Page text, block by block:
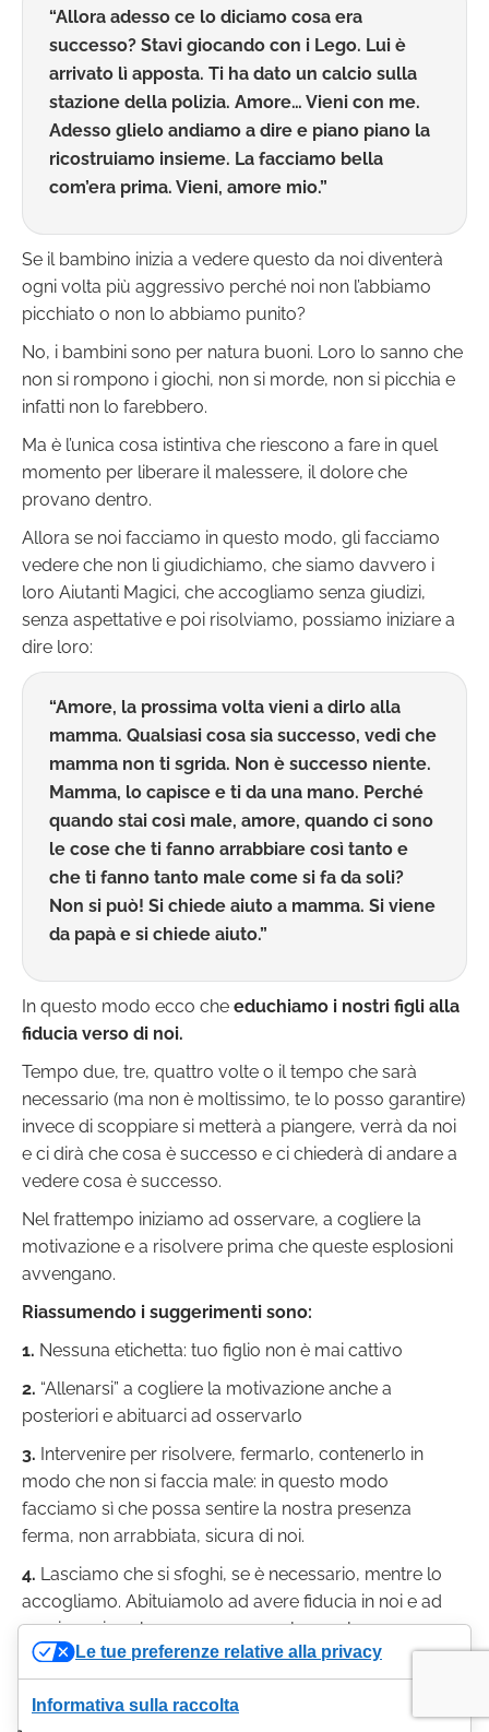
“Allora adesso ce lo diciamo cosa era
successo? Stavi giocando con i Lego. Lui è
arrivato lì apposta. Ti ha dato un calcio sulla
stazione della polizia. Amore… Vieni con me.
Adesso glielo andiamo a dire e piano piano la
ricostruiamo insieme. La facciamo bella
com’era prima. Vieni, amore mio.”
Se il bambino inizia a vedere questo da noi diventerà
ogni volta più aggressivo perché noi non l’abbiamo
picchiato o non lo abbiamo punito?
No, i bambini sono per natura buoni. Loro lo sanno che
non si rompono i giochi, non si morde, non si picchia e
infatti non lo farebbero.
Ma è l’unica cosa istintiva che riescono a fare in quel
momento per liberare il malessere, il dolore che
provano dentro.
Allora se noi facciamo in questo modo, gli facciamo
vedere che non li giudichiamo, che siamo davvero i
loro Aiutanti Magici, che accogliamo senza giudizi,
senza aspettative e poi risolviamo, possiamo iniziare a
dire loro:
“Amore, la prossima volta vieni a dirlo alla
mamma. Qualsiasi cosa sia successo, vedi che
mamma non ti sgrida. Non è successo niente.
Mamma, lo capisce e ti da una mano. Perché
quando stai così male, amore, quando ci sono
le cose che ti fanno arrabbiare così tanto e
che ti fanno tanto male come si fa da soli?
Non si può! Si chiede aiuto a mamma. Si viene
da papà e si chiede aiuto.”
In questo modo ecco che educhiamo i nostri figli alla
fiducia verso di noi.
Tempo due, tre, quattro volte o il tempo che sarà
necessario (ma non è moltissimo, te lo posso garantire)
invece di scoppiare si metterà a piangere, verrà da noi
e ci dirà che cosa è successo e ci chiederà di andare a
vedere cosa è successo.
Nel frattempo iniziamo ad osservare, a cogliere la
motivazione e a risolvere prima che queste esplosioni
avvengano.
Riassumendo i suggerimenti sono:
1. Nessuna etichetta: tuo figlio non è mai cattivo
2. “Allenarsi” a cogliere la motivazione anche a
posteriori e abituarci ad osservarlo
3. Intervenire per risolvere, fermarlo, contenerlo in
modo che non si faccia male: in questo modo
facciamo sì che possa sentire la nostra presenza
ferma, non arrabbiata, sicura di noi.
4. Lasciamo che si sfoghi, se è necessario, mentre lo
accogliamo. Abituiamolo ad avere fiducia in noi e ad
esprimersi anche man mano con le parole.
Risolviamo con una soluzione concreta, rimediamo
Magari tuo figlio non riuscirà a farlo da subito se ha
Le tue preferenze relative alla privacy
Informativa sulla raccolta